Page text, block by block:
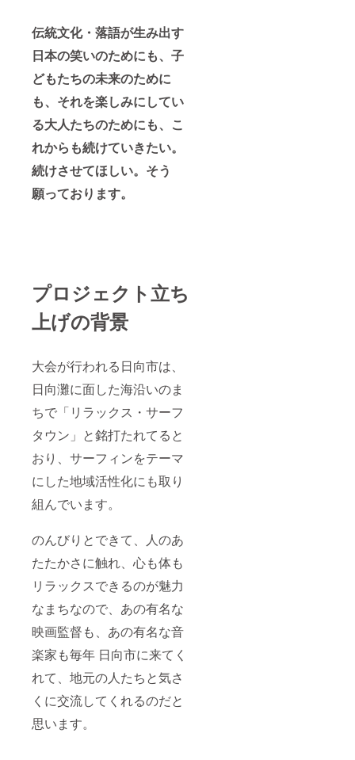
伝統文化・落語が生み出す
日本の笑いのためにも、子
どもたちの未来のために
も、それを楽しみにしてい
る大人たちのためにも、こ
れからも続けていきたい。
続けさせてほしい。そう
願っております。
プロジェクト立ち
上げの背景
大会が行われる日向市は、
日向灘に面した海沿いのま
ちで「リラックス・サーフ
タウン」と銘打たれてると
おり、サーフィンをテーマ
にした地域活性化にも取り
組んでいます。
のんびりとできて、人のあ
たたかさに触れ、心も体も
リラックスできるのが魅力
なまちなので、あの有名な
映画監督も、あの有名な音
楽家も毎年 日向市に来てく
れて、地元の人たちと気さ
くに交流してくれるのだと
思います。